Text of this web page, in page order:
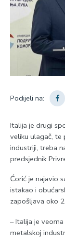
Podijeli na:
Italija je drugi
veliku ulagač, te
industriji, treba
predsjednik
Ćorić je najavio
istakao i
zapošljava oko
– Italija je
metalskoj